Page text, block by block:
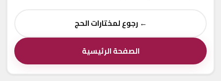
← رجوع لمختارات الحج
الصفحة الرئيسية